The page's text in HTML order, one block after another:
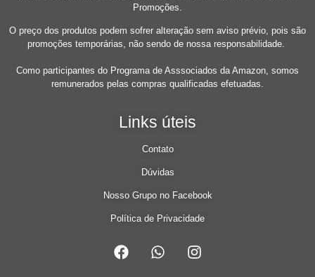
Promoções.
O preço dos produtos podem sofrer alteração sem aviso prévio, pois são
promoções temporárias, não sendo de nossa responsabilidade.
Como participantes do Programa de Asssociados da Amazon, somos
remunerados pelas compras qualificadas efetuadas.
Links úteis
Contato
Dúvidas
Nosso Grupo no Facebook
Política de Privacidade